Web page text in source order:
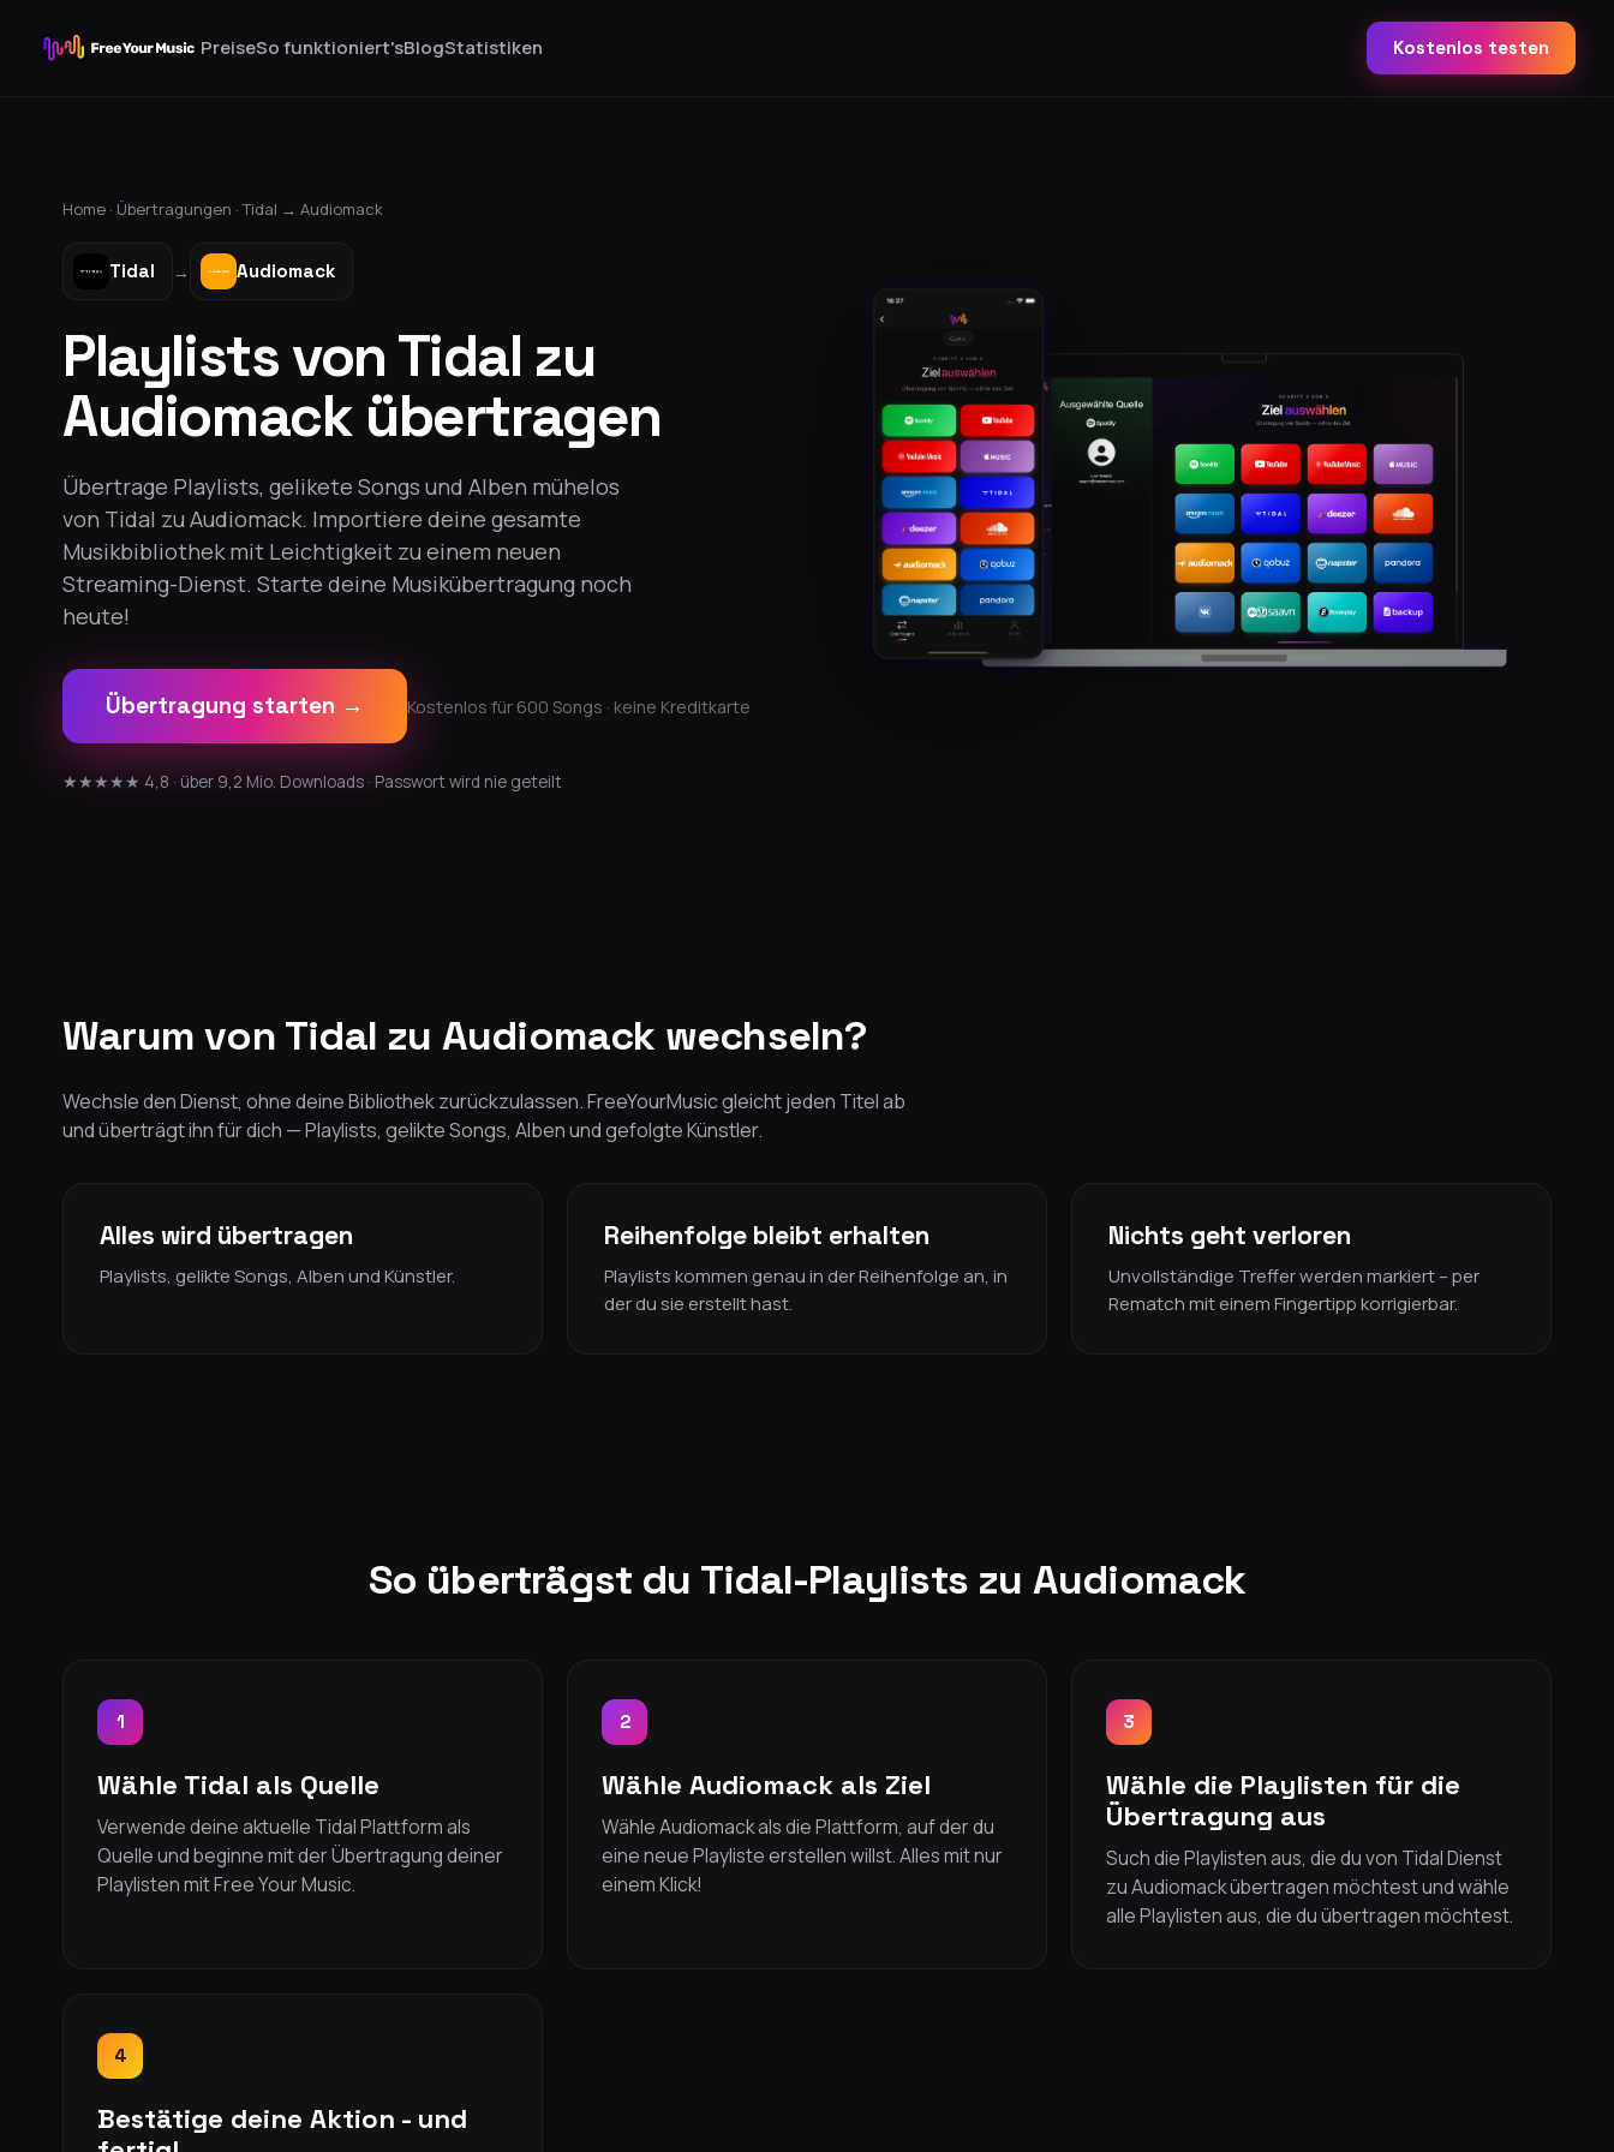
PreiseSo funktioniert'sBlogStatistiken Kostenlos testen
Home · Übertragungen ·Tidal → Audiomack
Tidal → Audiomack
Playlists von Tidal zu
Audiomack übertragen
Übertrage Playlists, gelikete Songs und Alben mühelos
von Tidal zu Audiomack. Importiere deine gesamte
Musikbibliothek mit Leichtigkeit zu einem neuen
Streaming-Dienst. Starte deine Musikübertragung noch
heute!
Übertragung starten → Kostenlos für 600 Songs · keine Kreditkarte
★★★★★ 4,8 · über 9,2 Mio. Downloads · Passwort wird nie geteilt
Warum von Tidal zu Audiomack wechseln?
Wechsle den Dienst, ohne deine Bibliothek zurückzulassen. FreeYourMusic gleicht jeden Titel ab
und überträgt ihn für dich — Playlists, gelikte Songs, Alben und gefolgte Künstler.
Alles wird übertragen
Playlists, gelikte Songs, Alben und Künstler.
Reihenfolge bleibt erhalten
Playlists kommen genau in der Reihenfolge an, in
der du sie erstellt hast.
Nichts geht verloren
Unvollständige Treffer werden markiert – per
Rematch mit einem Fingertipp korrigierbar.
So überträgst du Tidal-Playlists zu Audiomack
1
Wähle Tidal als Quelle
Verwende deine aktuelle Tidal Plattform als
Quelle und beginne mit der Übertragung deiner
Playlisten mit Free Your Music.
2
Wähle Audiomack als Ziel
Wähle Audiomack als die Plattform, auf der du
eine neue Playliste erstellen willst. Alles mit nur
einem Klick!
3
Wähle die Playlisten für die
Übertragung aus
Such die Playlisten aus, die du von Tidal Dienst
zu Audiomack übertragen möchtest und wähle
alle Playlisten aus, die du übertragen möchtest.
4
Bestätige deine Aktion - und